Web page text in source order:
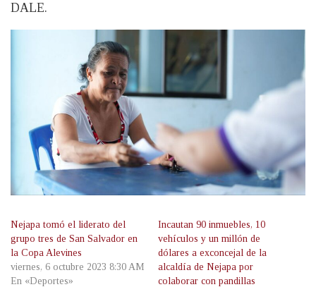
DALE.
Nejapa tomó el liderato del
grupo tres de San Salvador en
la Copa Alevines
viernes, 6 octubre 2023 8:30 AM
En «Deportes»
Incautan 90 inmuebles, 10
vehículos y un millón de
dólares a exconcejal de la
alcaldía de Nejapa por
colaborar con pandillas